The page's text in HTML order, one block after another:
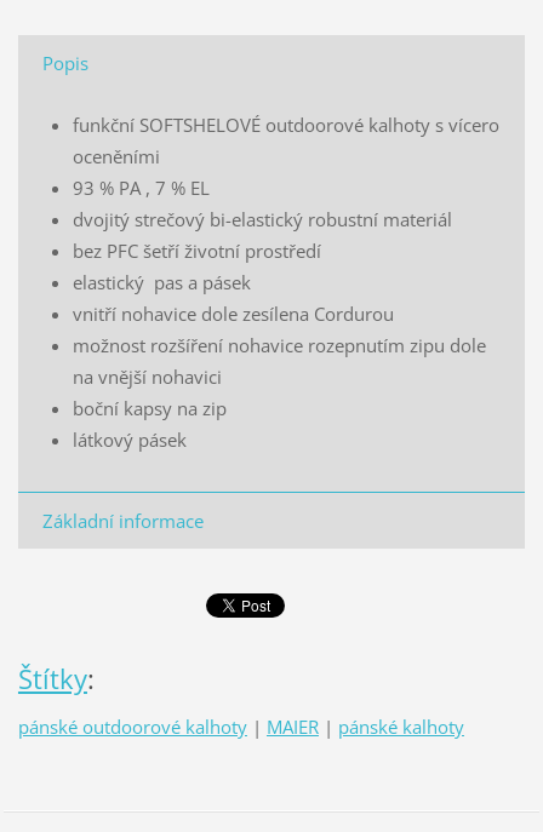
Popis
funkční SOFTSHELOVÉ outdoorové kalhoty s vícero
oceněními
93 % PA , 7 % EL
dvojitý strečový bi-elastický robustní materiál
bez PFC šetří životní prostředí
elastický pas a pásek
vnitří nohavice dole zesílena Cordurou
možnost rozšíření nohavice rozepnutím zipu dole
na vnější nohavici
boční kapsy na zip
látkový pásek
Základní informace
Štítky:
pánské outdoorové kalhoty | MAIER | pánské kalhoty